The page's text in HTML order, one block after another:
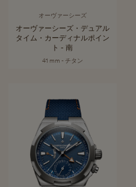
オーヴァーシーズ
オーヴァーシーズ・デュアル
タイム・カーディナルポイン
ト - 南
41 mm - チタン